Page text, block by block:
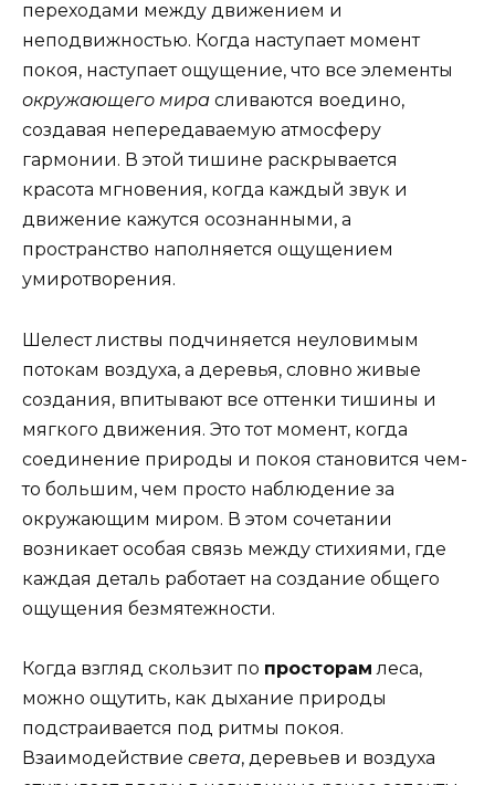
переходами между движением и
неподвижностью. Когда наступает момент
покоя, наступает ощущение, что все элементы
окружающего мира сливаются воедино,
создавая непередаваемую атмосферу
гармонии. В этой тишине раскрывается
красота мгновения, когда каждый звук и
движение кажутся осознанными, а
пространство наполняется ощущением
умиротворения.
Шелест листвы подчиняется неуловимым
потокам воздуха, а деревья, словно живые
создания, впитывают все оттенки тишины и
мягкого движения. Это тот момент, когда
соединение природы и покоя становится чем-
то большим, чем просто наблюдение за
окружающим миром. В этом сочетании
возникает особая связь между стихиями, где
каждая деталь работает на создание общего
ощущения безмятежности.
Когда взгляд скользит по просторам леса,
можно ощутить, как дыхание природы
подстраивается под ритмы покоя.
Взаимодействие света, деревьев и воздуха